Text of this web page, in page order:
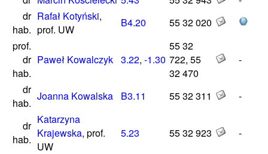
dr
hab.
Rafał Kotyński,
prof. UW
B4.20
55 32 020
prof.
dr
hab.
Paweł Kowalczyk 3.22, -1.30
55 32
722, 55
32 470
-
dr
hab.
Joanna Kowalska B3.11 55 32 311 -
dr
hab.
Katarzyna
Krajewska, prof.
UW
5.23 55 32 923 -